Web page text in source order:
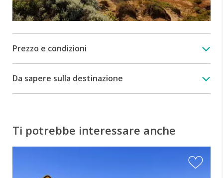
Prezzo e condizioni
Da sapere sulla destinazione
Ti potrebbe interessare anche